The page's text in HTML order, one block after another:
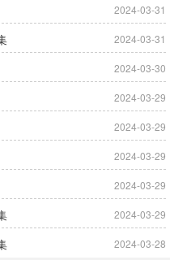
2024-03-31
2024-03-31
2024-03-30
2024-03-29
2024-03-29
2024-03-29
2024-03-29
2024-03-29
2024-03-28